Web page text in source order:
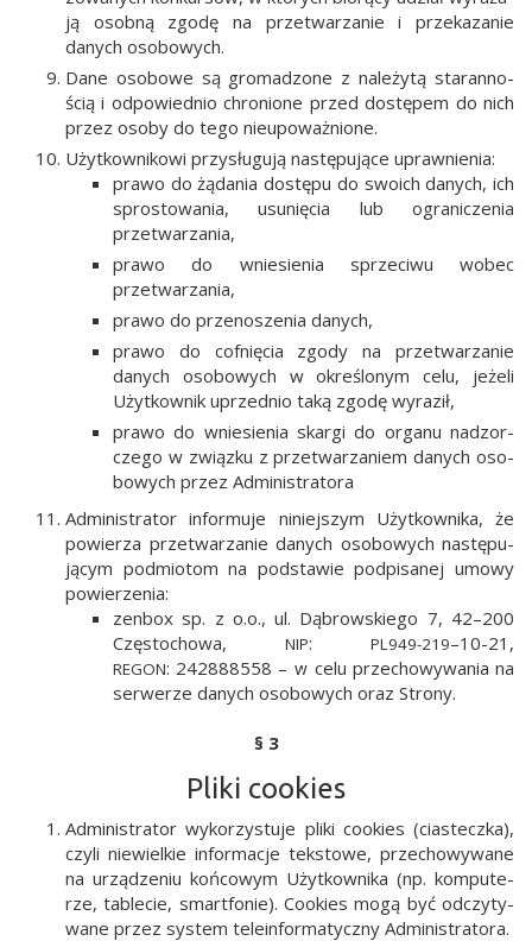
ją osob­ną zgo­dę na prze­twa­rza­nie i prze­ka­za­nie
danych osobowych.
Dane oso­bo­we są gro­ma­dzo­ne z nale­ży­tą sta­ran­no­
ścią i odpo­wied­nio chro­nio­ne przed dostę­pem do nich
przez oso­by do tego nieupoważnione.
Użyt­kow­ni­ko­wi przy­słu­gu­ją nastę­pu­ją­ce uprawnienia:
pra­wo do żąda­nia dostę­pu do swo­ich danych, ich
spro­sto­wa­nia, usu­nię­cia lub ogra­ni­cze­nia
przetwarzania,
pra­wo do wnie­sie­nia sprze­ci­wu wobec
przetwarzania,
pra­wo do prze­no­sze­nia danych,
pra­wo do cof­nię­cia zgo­dy na prze­twa­rza­nie
danych oso­bo­wych w okre­ślo­nym celu, jeże­li
Użyt­kow­nik uprzed­nio taką zgo­dę wyraził,
pra­wo do wnie­sie­nia skar­gi do orga­nu nad­zor­
cze­go w związ­ku z prze­twa­rza­niem danych oso­
bo­wych przez Administratora
Admi­ni­stra­tor infor­mu­je niniej­szym Użyt­kow­ni­ka, że
powie­rza prze­twa­rza­nie danych oso­bo­wych nastę­pu­
ją­cym pod­mio­tom na pod­sta­wie pod­pi­sa­nej umo­wy
powierzenia:
zen­box sp. z o.o., ul. Dąbrow­skie­go 7, 42–200
Czę­sto­cho­wa, NIP: PL949-219–10-21,
REGON: 242888558 – w celu prze­cho­wy­wa­nia na
ser­we­rze danych oso­bo­wych oraz Strony.
§ 3
Pliki cookies
Admi­ni­stra­tor wyko­rzy­stu­je pli­ki cookies (cia­stecz­ka),
czy­li nie­wiel­kie infor­ma­cje tek­sto­we, prze­cho­wy­wa­ne
na urzą­dze­niu koń­co­wym Użyt­kow­ni­ka (np. kom­pu­te­
rze, table­cie, smart­fo­nie). Cookies mogą być odczy­ty­
wa­ne przez sys­tem tele­in­for­ma­tycz­ny Administratora.